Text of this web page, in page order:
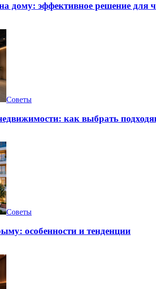
дому: эффективное решение для
Советы
как выбрать
Советы
особенности и тенденции